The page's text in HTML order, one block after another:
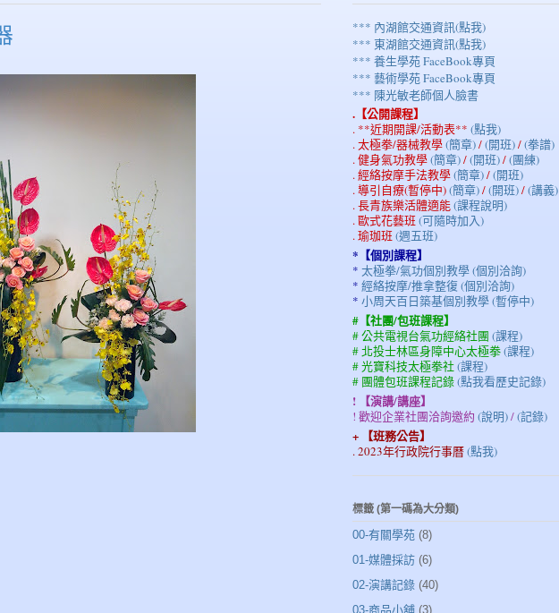
*** 內湖館交通資訊(點我)
*** 東湖館交通資訊(點我)
*** 養生學苑 FaceBook專頁
*** 藝術學苑 FaceBook專頁
*** 陳光敏老師個人臉書
.【公開課程】
. **近期開課/活動表** (點我)
. 太極拳/器械教學(簡章)/(開班)/(拳譜)
. 健身氣功教學(簡章)/(開班)/(團練)
. 經絡按摩手法教學(簡章)/(開班)
. 導引自療(暫停中)(簡章)/(開班)/(講義)
. 長青族樂活體適能(課程說明)
. 歐式花藝班(可隨時加入)
. 瑜珈班(週五班)
*【個別課程】
* 太極拳/氣功個別教學 (個別洽詢)
* 經絡按摩/推拿整復 (個別洽詢)
* 小周天百日築基個別教學 (暫停中)
#【社團/包班課程】
# 公共電視台氣功經絡社團 (課程)
# 北投士林區身障中心太極拳(課程)
# 光寶科技太極拳社(課程)
# 團體包班課程記錄(點我看歷史記錄)
! 【演講/講座】
! 歡迎企業社團洽詢邀約 (說明)/(記錄)
+ 【班務公告】
. 2023年行政院行事曆(點我)
標籤 (第一碼為大分類)
00-有關學苑 (8)
01-媒體採訪 (6)
02-演講記錄 (40)
03-商品小舖 (3)